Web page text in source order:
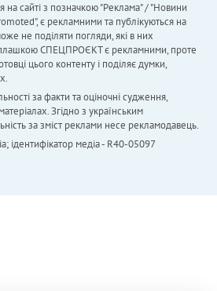
на сайті з позначкою "Реклама" / "Новини
є рекламними та публікуються на
не поділяти погляди, які в них
плашкою СПЕЦПРОЄКТ є рекламними, проте
цього контенту і поділяє думки,
за факти та оціночні судження,
Згідно з українським
за зміст реклами несе рекламодавець.
ідентифікатор медіа - R40-05097